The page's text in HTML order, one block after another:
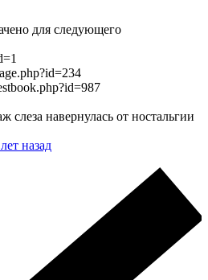
для следующего
слеза навернулась от ностальгии
назад